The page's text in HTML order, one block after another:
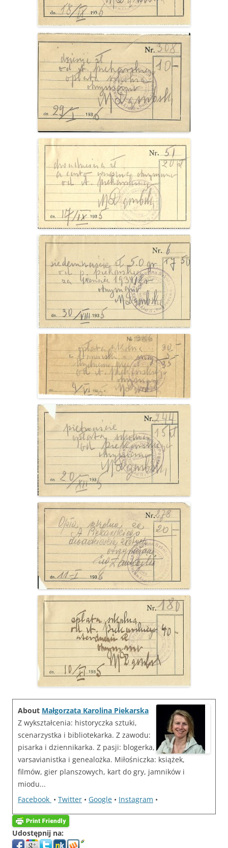
About Małgorzata Karolina Piekarska
Z wykształcenia: historyczka sztuki,
scenarzystka i bibliotekarka. Z zawodu:
pisarka i dziennikarka. Z pasji: blogerka,
varsavianistka i genealożka. Miłośniczka: książek,
filmów, gier planszowych, kart do gry, jamników i
miodu...
Facebook • Twitter • Google • Instagram •
Udostępnij na: